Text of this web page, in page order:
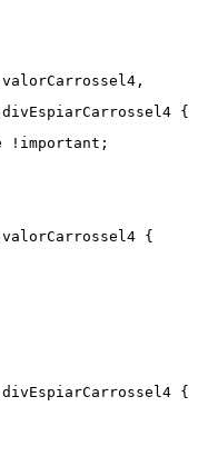
{
!important;
{
{